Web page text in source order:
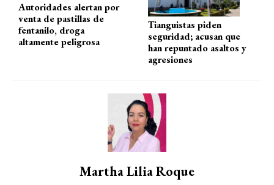
Autoridades alertan por
venta de pastillas de
fentanilo, droga
altamente peligrosa
Tianguistas piden
seguridad; acusan que
han repuntado asaltos y
agresiones
Martha Lilia Roque